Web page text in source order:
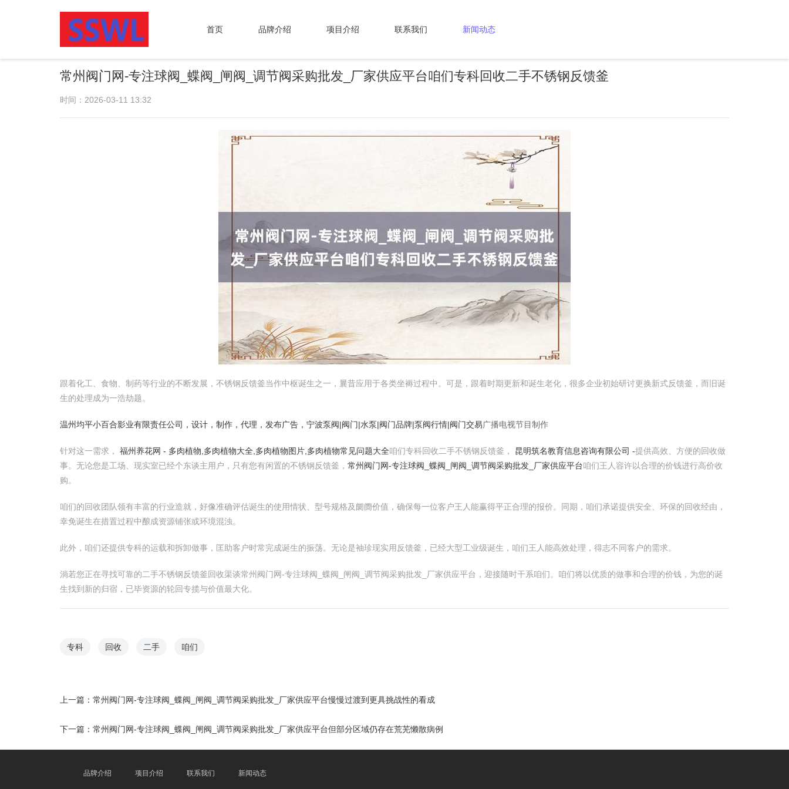
首页 品牌介绍 项目介绍 联系我们 新闻动态
常州阀门网-专注球阀_蝶阀_闸阀_调节阀采购批发_厂家供应平台咱们专科回收二手不锈钢反馈釜
时间：2026-03-11 13:32
跟着化工、食物、制药等行业的不断发展，不锈钢反馈釜当作中枢诞生之一，曩昔应用于各类坐褥过程中。可是，跟着时期更新和诞生老化，很多企业初始研讨更换新式反馈釜，而旧诞
生的处理成为一浩劫题。
温州均平小百合影业有限责任公司，设计，制作，代理，发布广告， 宁波泵阀|阀门|水泵|阀门品牌|泵阀行情|阀门交易广播电视节目制作
针对这一需求， 福州养花网 - 多肉植物,多肉植物大全,多肉植物图片,多肉植物常见问题大全咱们专科回收二手不锈钢反馈釜， 昆明筑名教育信息咨询有限公司 -提供高效、方便的回收做
事。无论您是工场、现实室已经个东谈主用户，只有您有闲置的不锈钢反馈釜， 常州阀门网-专注球阀_蝶阀_闸阀_调节阀采购批发_厂家供应平台咱们王人容许以合理的价钱进行高价收
购。
咱们的回收团队领有丰富的行业造就，好像准确评估诞生的使用情状、型号规格及阛阓价值，确保每一位客户王人能赢得平正合理的报价。同期，咱们承诺提供安全、环保的回收经由，
幸免诞生在措置过程中酿成资源铺张或环境混浊。
此外，咱们还提供专科的运载和拆卸做事，匡助客户时常完成诞生的振荡。无论是袖珍现实用反馈釜，已经大型工业级诞生，咱们王人能高效处理，得志不同客户的需求。
淌若您正在寻找可靠的二手不锈钢反馈釜回收渠谈常州阀门网-专注球阀_蝶阀_闸阀_调节阀采购批发_厂家供应平台，迎接随时干系咱们。咱们将以优质的做事和合理的价钱，为您的诞
生找到新的归宿，已毕资源的轮回专揽与价值最大化。
专科 回收 二手 咱们
上一篇： 常州阀门网-专注球阀_蝶阀_闸阀_调节阀采购批发_厂家供应平台慢慢过渡到更具挑战性的看成
下一篇： 常州阀门网-专注球阀_蝶阀_闸阀_调节阀采购批发_厂家供应平台但部分区域仍存在荒芜懒散病例
品牌介绍 项目介绍 联系我们 新闻动态